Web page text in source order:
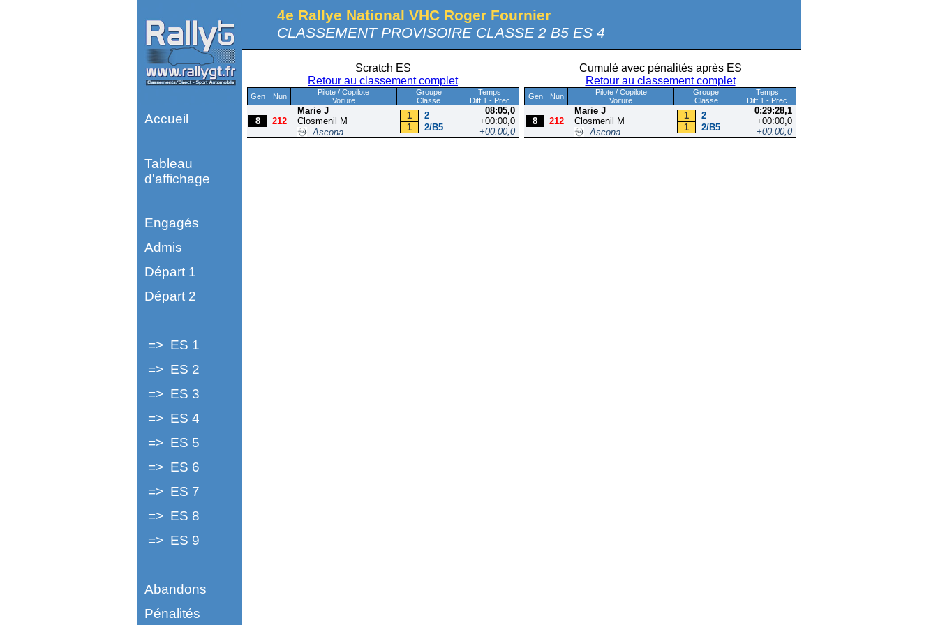
Accueil
Tableau
d'affichage
Engagés
Admis
Départ 1
Départ 2
=> ES 1
=> ES 2
=> ES 3
=> ES 4
=> ES 5
=> ES 6
=> ES 7
=> ES 8
=> ES 9
Abandons
Pénalités
4e Rallye National VHC Roger Fournier
CLASSEMENT PROVISOIRE CLASSE 2 B5 ES 4
Scratch ES
Retour au classement complet
Gen Nun
Pilote / Copilote
Voiture
Groupe
Classe
Temps
Diff 1 - Prec
8 212
Marie J
Closmenil M
Ascona
1
2
1
2/B5
08:05,0
+00:00,0
+00:00,0
Cumulé avec pénalités après ES
Retour au classement complet
Gen Nun
Pilote / Copilote
Voiture
Groupe
Classe
Temps
Diff 1 - Prec
8 212
Marie J
Closmenil M
Ascona
1
2
1
2/B5
0:29:28,1
+00:00,0
+00:00,0